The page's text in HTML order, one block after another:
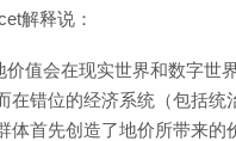
解释说：
值会在现实世界和数字
在错位的经济系统（包括
体首先创造了地价所带来